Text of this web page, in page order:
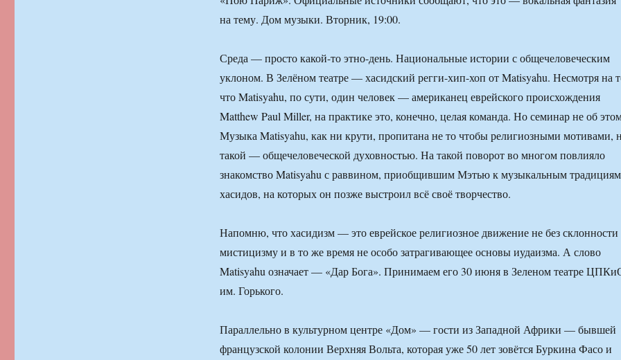
на тему. Дом музыки. Вторник, 19:00.
Среда — просто какой-то этно-день. Национальные истории с общечеловеческим
уклоном. В Зелёном театре — хасидский регги-хип-хоп от Matisyahu. Несмотря на
что Matisyahu, по сути, один человек — американец еврейского происхождения
Matthew Paul Miller, на практике это, конечно, целая команда. Но семинар не об
Музыка Matisyahu, как ни крути, пропитана не то чтобы религиозными мотивами,
такой — общечеловеческой духовностью. На такой поворот во многом повлияло
знакомство Matisyahu с раввином, приобщившим Мэтью к музыкальным традициям
хасидов, на которых он позже выстроил всё своё творчество.
Напомню, что хасидизм — это еврейское религиозное движение не без склонности
мистицизму и в то же время не особо затрагивающее основы иудаизма. А слово
Matisyahu означает — «Дар Бога». Принимаем его 30 июня в Зеленом театре
им. Горького.
Параллельно в культурном центре «Дом» — гости из Западной Африки — бывшей
французской колонии Верхняя Вольта, которая уже 50 лет зовётся Буркина Фасо и